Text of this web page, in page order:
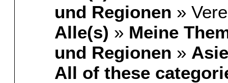
und Regionen »
Alle(s) » Meine
und Regionen »
All of these